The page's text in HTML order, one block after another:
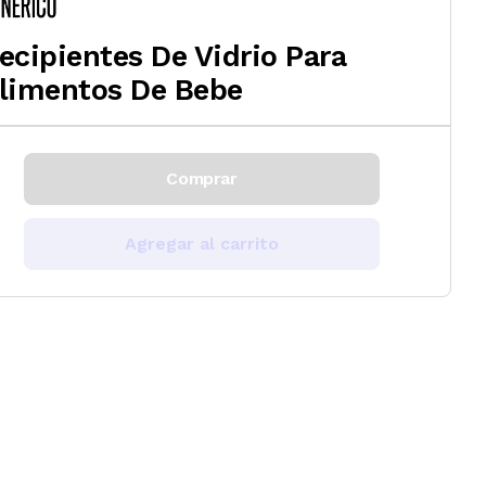
De Vidrio Para
De Bebe
Comprar
Agregar al carrito